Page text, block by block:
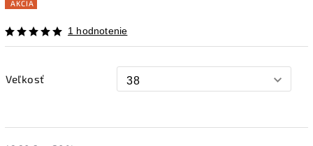
AKCIA
1 hodnotenie
Veľkosť